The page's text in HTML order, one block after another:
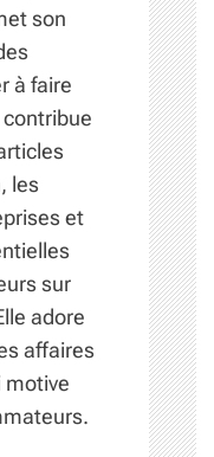
son
à faire
contribue
les
et
sur
adore
affaires
motive